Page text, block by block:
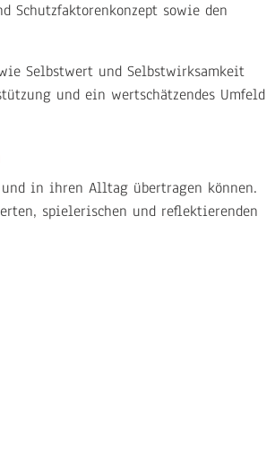
Schutzfaktorenkonzept sowie den
Selbstwert und Selbstwirksamkeit
und ein wertschätzendes Umfeld
in ihren Alltag übertragen können.
spielerischen und reflektierenden